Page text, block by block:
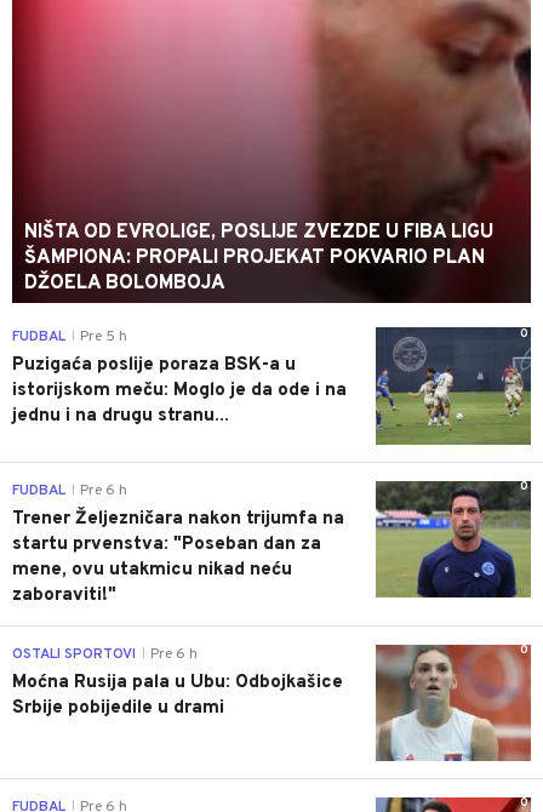
NIŠTA OD EVROLIGE, POSLIJE ZVEZDE U FIBA LIGU
ŠAMPIONA: PROPALI PROJEKAT POKVARIO PLAN
DŽOELA BOLOMBOJA
0
FUDBAL Pre 5 h
Puzigaća poslije poraza BSK-a u
istorijskom meču: Moglo je da ode i na
jednu i na drugu stranu...
0
FUDBAL Pre 6 h
Trener Željezničara nakon trijumfa na
startu prvenstva: "Poseban dan za
mene, ovu utakmicu nikad neću
zaboraviti!"
0
OSTALI SPORTOVI Pre 6 h
Moćna Rusija pala u Ubu: Odbojkašice
Srbije pobijedile u drami
0
FUDBAL Pre 6 h